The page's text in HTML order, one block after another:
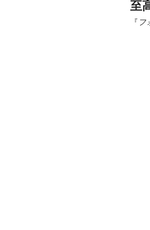
至
『 フ